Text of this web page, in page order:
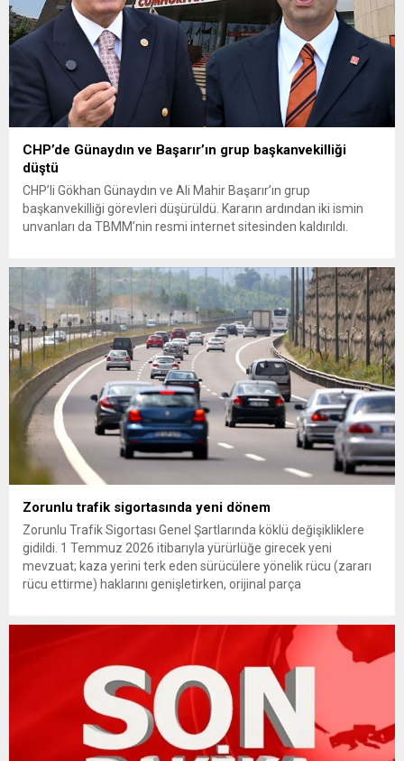
CHP’de Günaydın ve Başarır’ın grup başkanvekilliği
düştü
CHP’li Gökhan Günaydın ve Ali Mahir Başarır’ın grup
başkanvekilliği görevleri düşürüldü. Kararın ardından iki ismin
unvanları da TBMM’nin resmi internet sitesinden kaldırıldı.
çıkarma cezası uygulanmak üzere Yüksek Disiplin Kurulu’na
(YDK) sevk edilen ve partideki tüm görevlerinden...
Zorunlu trafik sigortasında yeni dönem
Zorunlu Trafik Sigortası Genel Şartlarında köklü değişikliklere
gidildi. 1 Temmuz 2026 itibarıyla yürürlüğe girecek yeni
mevzuat; kaza yerini terk eden sürücülere yönelik rücu (zararı
rücu ettirme) haklarını genişletirken, orijinal parça
getiriyor. Hazine Müsteşarlığına bağlı ilgili kurumlarca...